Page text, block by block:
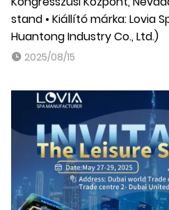
stand • Kiállító márka: Lovia
Huantong Industry Co., Ltd.)
2025/08/15